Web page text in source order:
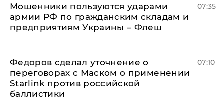
Мошенники пользуются ударами
армии РФ по гражданским складам и
предприятиям Украины – Флеш
07:35
Федоров сделал уточнение о
переговорах с Маском о применении
Starlink против российской
баллистики
07:10